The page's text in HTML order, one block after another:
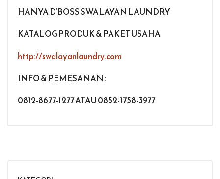
HANYA D’BOSS SWALAYAN LAUNDRY
KATALOG PRODUK & PAKET USAHA
http://swalayanlaundry.com
INFO & PEMESANAN :
0812-8677-1277 ATAU 0852-1758-3977